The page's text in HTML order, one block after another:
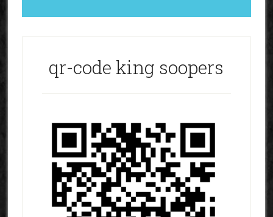
qr-code king soopers